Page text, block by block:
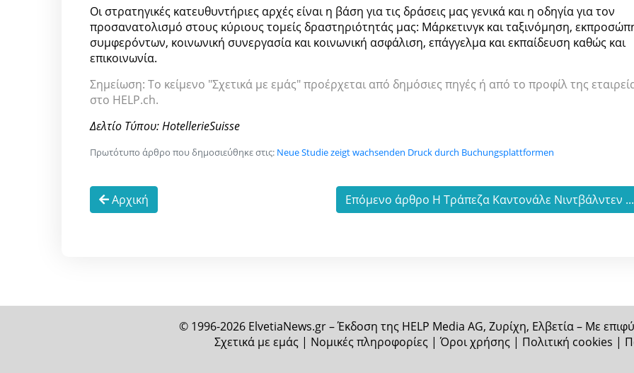
Οι στρατηγικές κατευθυντήριες αρχές είναι η βάση για τις δράσεις μας γενικά και η οδηγία για τον
προσανατολισμό στους κύριους τομείς δραστηριότητάς μας: Μάρκετινγκ και ταξινόμηση,
συμφερόντων, κοινωνική συνεργασία και κοινωνική ασφάλιση, επάγγελμα και εκπαίδευση καθώς και
επικοινωνία.
Σημείωση: Το κείμενο "Σχετικά με εμάς" προέρχεται από δημόσιες πηγές ή από το προφίλ της
στο HELP.ch.
Δελτίο Τύπου: HotellerieSuisse
Πρωτότυπο άρθρο που δημοσιεύθηκε στις: Neue Studie zeigt wachsenden Druck durch Buchungsplattformen
Αρχική Επόμενο άρθρο Η Τράπεζα Καντονάλε Νιντβάλντεν ...
© 1996-2026 ElvetiaNews.gr – Έκδοση της HELP Media AG, Ζυρίχη, Ελβετία – Με
Σχετικά με εμάς | Νομικές πληροφορίες |Όροι χρήσης | Πολιτική cookies |